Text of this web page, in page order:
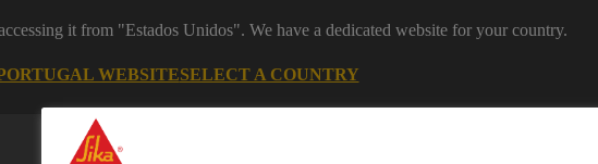
it from "Estados Unidos". We have a dedicated website for your country.
WEBSITESELECT A COUNTRY